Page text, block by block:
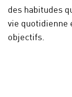
des habitudes
vie quotidienne
objectifs.